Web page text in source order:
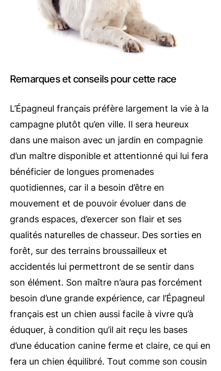
Remarques et conseils pour cette race
L’Épagneul français préfère largement la vie à la
campagne plutôt qu’en ville. Il sera heureux
dans une maison avec un jardin en compagnie
d’un maître disponible et attentionné qui lui fera
bénéficier de longues promenades
quotidiennes, car il a besoin d’être en
mouvement et de pouvoir évoluer dans de
grands espaces, d’exercer son flair et ses
qualités naturelles de chasseur. Des sorties en
forêt, sur des terrains broussailleux et
accidentés lui permettront de se sentir dans
son élément. Son maître n’aura pas forcément
besoin d’une grande expérience, car l’Épagneul
français est un chien aussi facile à vivre qu’à
éduquer, à condition qu’il ait reçu les bases
d’une éducation canine ferme et claire, ce qui en
fera un chien équilibré. Tout comme son cousin